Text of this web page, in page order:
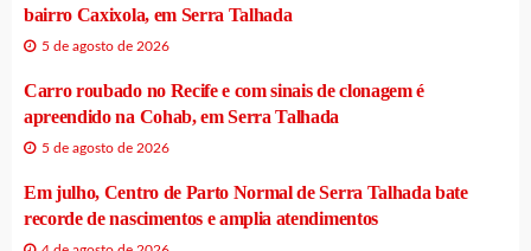
bairro Caxixola, em Serra Talhada
5 de agosto de 2026
Carro roubado no Recife e com sinais de clonagem é
apreendido na Cohab, em Serra Talhada
5 de agosto de 2026
Em julho, Centro de Parto Normal de Serra Talhada bate
recorde de nascimentos e amplia atendimentos